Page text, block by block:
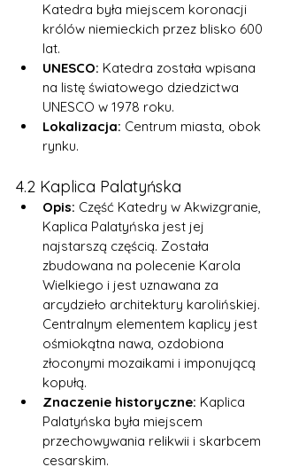
Katedra była miejscem koronacji
królów niemieckich przez blisko 600
lat.
UNESCO: Katedra została wpisana
na listę światowego dziedzictwa
UNESCO w 1978 roku.
Lokalizacja: Centrum miasta, obok
rynku.
4.2 Kaplica Palatyńska
Opis: Część Katedry w Akwizgranie,
Kaplica Palatyńska jest jej
najstarszą częścią. Została
zbudowana na polecenie Karola
Wielkiego i jest uznawana za
arcydzieło architektury karolińskiej.
Centralnym elementem kaplicy jest
ośmiokątna nawa, ozdobiona
złoconymi mozaikami i imponującą
kopułą.
Znaczenie historyczne: Kaplica
Palatyńska była miejscem
przechowywania relikwii i skarbcem
cesarskim.